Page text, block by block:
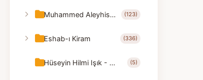
Muhammed Aleyhisselam (123)
Eshab-ı Kiram (336)
Hüseyin Hilmi Işık - Nasihatler (5)